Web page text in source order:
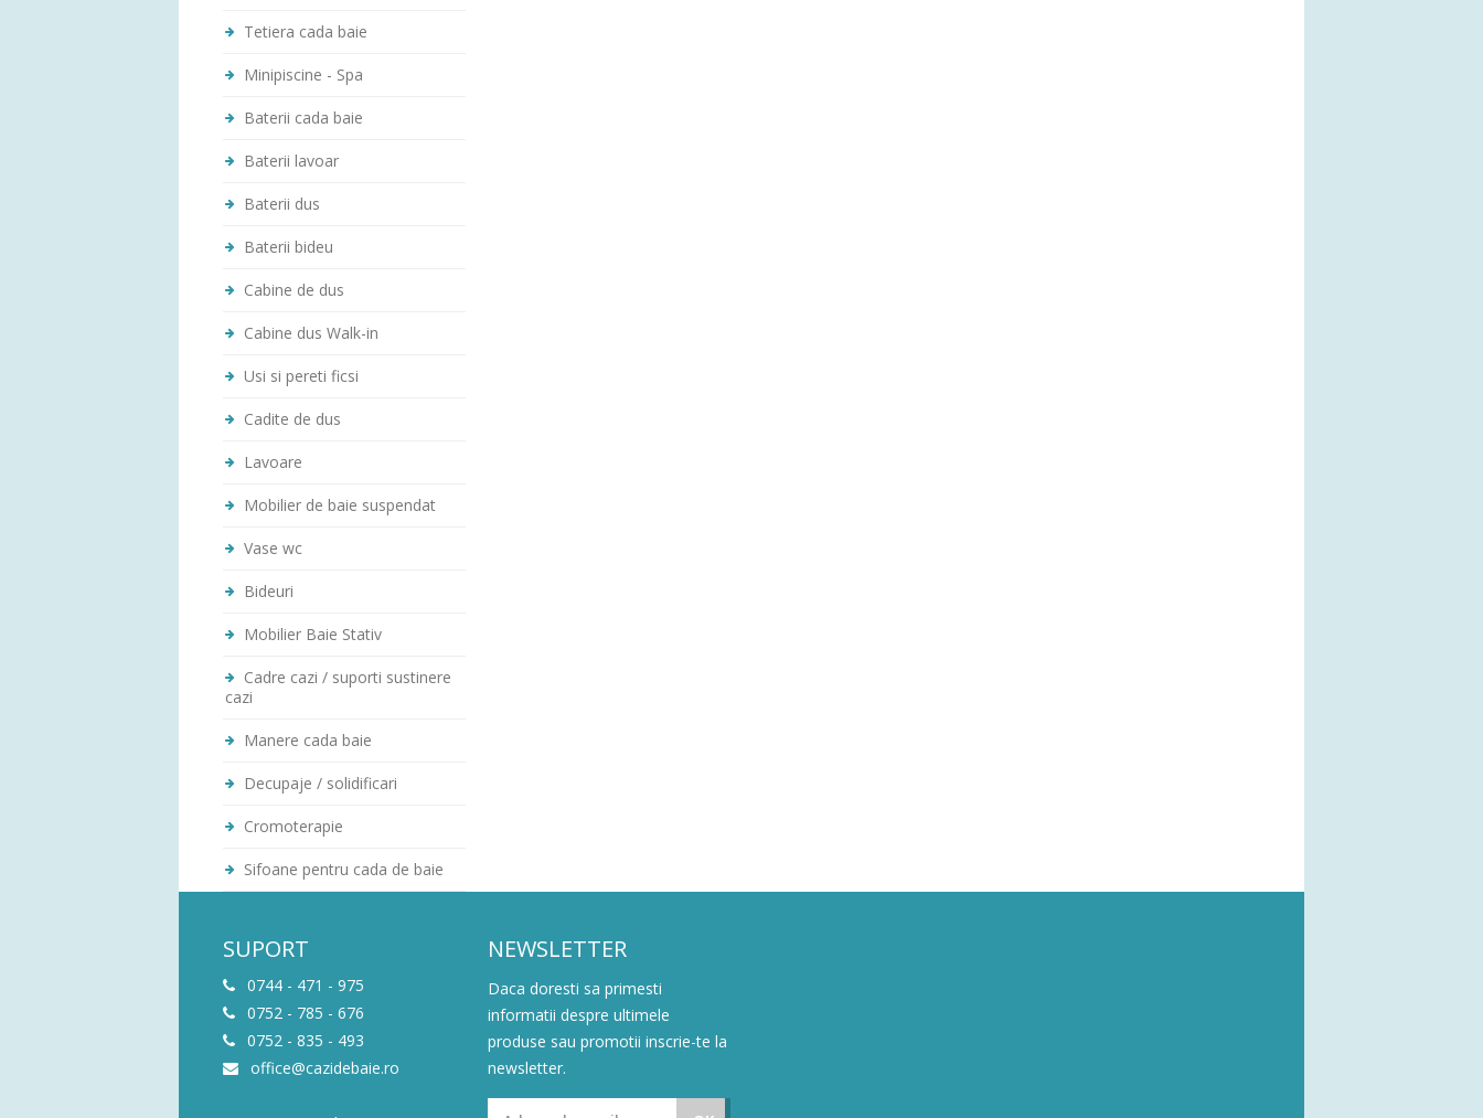
Tetiera cada baie
Minipiscine - Spa
Baterii cada baie
Baterii lavoar
Baterii dus
Baterii bideu
Cabine de dus
Cabine dus Walk-in
Usi si pereti ficsi
Cadite de dus
Lavoare
Mobilier de baie suspendat
Vase wc
Bideuri
Mobilier Baie Stativ
Cadre cazi / suporti sustinere
cazi
Manere cada baie
Decupaje / solidificari
Cromoterapie
Sifoane pentru cada de baie
SUPORT
0744 - 471 - 975
0752 - 785 - 676
0752 - 835 - 493
office@cazidebaie.ro
NEWSLETTER
Daca doresti sa primesti
informatii despre ultimele
produse sau promotii inscrie-te la
newsletter.